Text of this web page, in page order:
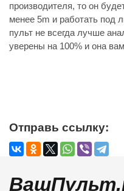
производителя, то он
менее 5m и работать под
пульт не всегда лучше
уверены на 100% и она
Отправь ссылку: